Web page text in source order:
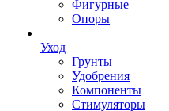
Фигурные
Опоры
Уход
Грунты
Удобрения
Компоненты
Стимуляторы